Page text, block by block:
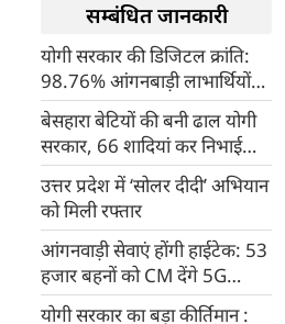
सम्बंधित जानकारी
योगी सरकार की डिजिटल क्रांति:
98.76% आंगनबाड़ी लाभार्थियों
का सत्यापित पंजीकरण, पोषण
योजनाओं में बढ़ी पारदर्शिता
बेसहारा बेटियों की बनी ढाल योगी
सरकार, 66 शादियां कर निभाई
अभिभावक की जिम्मेदारी
उत्तर प्रदेश में ‘सोलर दीदी’ अभियान
को मिली रफ्तार
आंगनवाड़ी सेवाएं होंगी हाईटेक: 53
हजार बहनों को CM देंगे 5G
स्मार्टफोन की सौगात!
योगी सरकार का बड़ा कीर्तिमान :